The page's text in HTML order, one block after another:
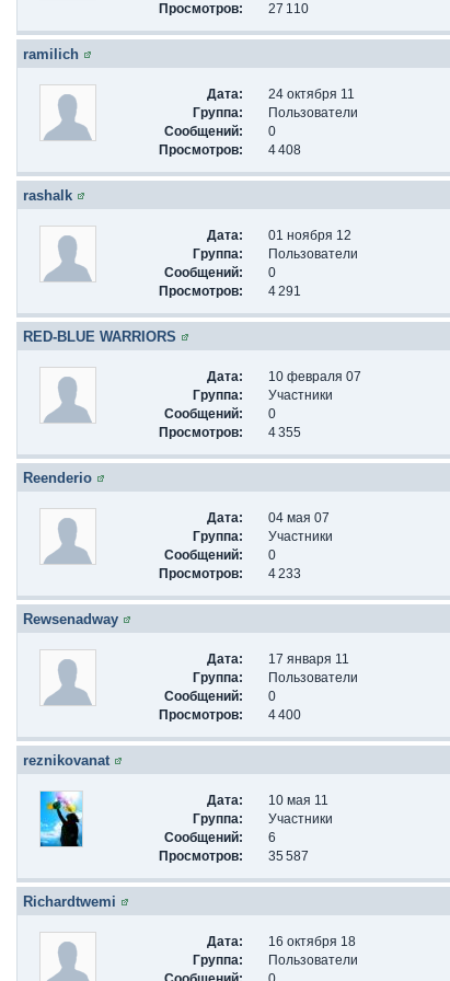
Просмотров:
27 110
ramilich
Дата:
24 октября 11
Группа:
Пользователи
Сообщений:
0
Просмотров:
4 408
rashalk
Дата:
01 ноября 12
Группа:
Пользователи
Сообщений:
0
Просмотров:
4 291
RED-BLUE WARRIORS
Дата:
10 февраля 07
Группа:
Участники
Сообщений:
0
Просмотров:
4 355
Reenderio
Дата:
04 мая 07
Группа:
Участники
Сообщений:
0
Просмотров:
4 233
Rewsenadway
Дата:
17 января 11
Группа:
Пользователи
Сообщений:
0
Просмотров:
4 400
reznikovanat
Дата:
10 мая 11
Группа:
Участники
Сообщений:
6
Просмотров:
35 587
Richardtwemi
Дата:
16 октября 18
Группа:
Пользователи